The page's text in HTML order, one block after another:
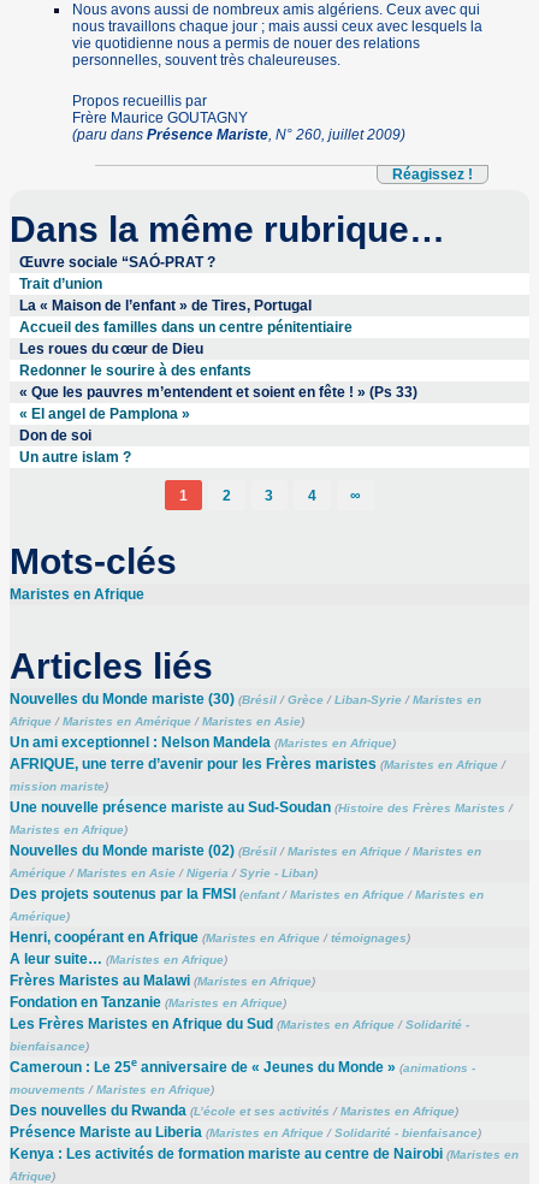
Nous avons aussi de nombreux amis algériens. Ceux avec qui
nous travaillons chaque jour ; mais aussi ceux avec lesquels la
vie quotidienne nous a permis de nouer des relations
personnelles, souvent très chaleureuses.
Propos recueillis par
Frère Maurice GOUTAGNY
(paru dansPrésence Mariste, N° 260, juillet 2009)
Réagissez !
Dans la même rubrique…
Œuvre sociale “SAÓ-PRAT ?
Trait d’union
La « Maison de l’enfant » de Tires, Portugal
Accueil des familles dans un centre pénitentiaire
Les roues du cœur de Dieu
Redonner le sourire à des enfants
« Que les pauvres m’entendent et soient en fête ! » (Ps 33)
« El angel de Pamplona »
Don de soi
Un autre islam ?
1 2 3 4 ∞
Mots-clés
Maristes en Afrique
Articles liés
Nouvelles du Monde mariste (30) (Brésil/Grèce/Liban-Syrie/Maristes en
Afrique/Maristes en Amérique/Maristes en Asie)
Un ami exceptionnel : Nelson Mandela (Maristes en Afrique)
AFRIQUE, une terre d’avenir pour les Frères maristes (Maristes en Afrique/
mission mariste)
Une nouvelle présence mariste au Sud-Soudan (Histoire des Frères Maristes /
Maristes en Afrique)
Nouvelles du Monde mariste (02) (Brésil/Maristes en Afrique/Maristes en
Amérique/Maristes en Asie/Nigeria /Syrie - Liban)
Des projets soutenus par la FMSI (enfant/Maristes en Afrique/Maristes en
Amérique)
Henri, coopérant en Afrique (Maristes en Afrique/témoignages)
A leur suite… (Maristes en Afrique)
Frères Maristes au Malawi (Maristes en Afrique)
Fondation en Tanzanie (Maristes en Afrique)
Les Frères Maristes en Afrique du Sud (Maristes en Afrique/Solidarité -
bienfaisance)
Cameroun : Le 25eanniversaire de « Jeunes du Monde » (animations -
mouvements /Maristes en Afrique)
Des nouvelles du Rwanda (L’école et ses activités /Maristes en Afrique)
Présence Mariste au Liberia (Maristes en Afrique/Solidarité - bienfaisance)
Kenya : Les activités de formation mariste au centre de Nairobi (Maristes en
Afrique)